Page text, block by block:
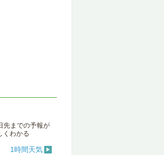
先までの予報が
くわかる
1時間天気